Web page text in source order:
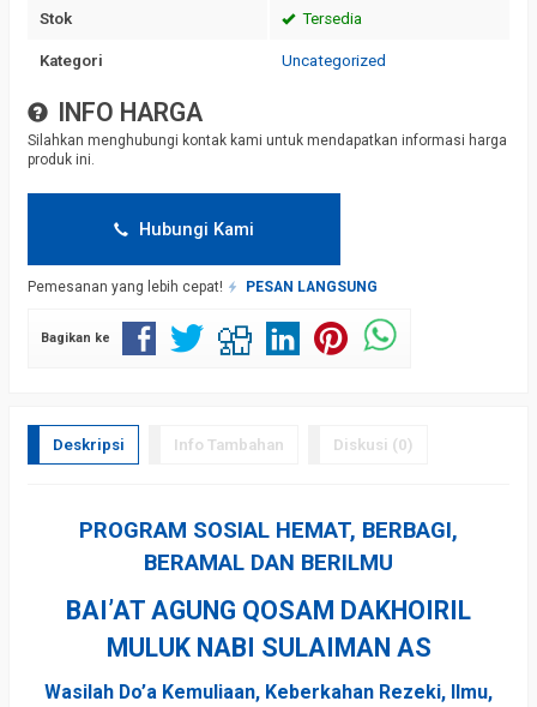
Stok Tersedia
Kategori Uncategorized
INFO HARGA
Silahkan menghubungi kontak kami untuk mendapatkan informasi harga
produk ini.
Hubungi Kami
Pemesanan yang lebih cepat! PESAN LANGSUNG
Bagikan ke
Deskripsi Info Tambahan Diskusi (0)
PROGRAM SOSIAL HEMAT, BERBAGI,
BERAMAL DAN BERILMU
BAI’AT AGUNG QOSAM DAKHOIRIL
MULUK NABI SULAIMAN AS
Wasilah Do’a Kemuliaan, Keberkahan Rezeki, Ilmu,